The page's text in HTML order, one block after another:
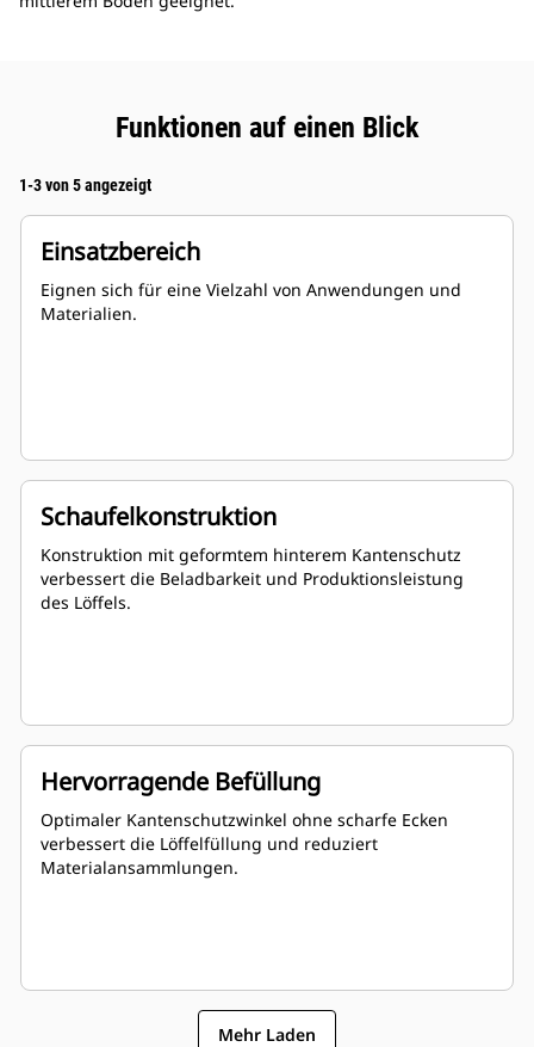
Funktionen auf einen Blick
1-3 von 5 angezeigt
Einsatzbereich
Eignen sich für eine Vielzahl von Anwendungen und
Materialien.
Schaufelkonstruktion
Konstruktion mit geformtem hinterem Kantenschutz
verbessert die Beladbarkeit und Produktionsleistung
des Löffels.
Hervorragende Befüllung
Optimaler Kantenschutzwinkel ohne scharfe Ecken
verbessert die Löffelfüllung und reduziert
Materialansammlungen.
Mehr Laden